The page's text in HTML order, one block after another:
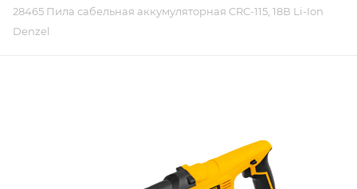
28465 Пила сабельная аккумуляторная CRC-115, 18В Li-Ion
Denzel